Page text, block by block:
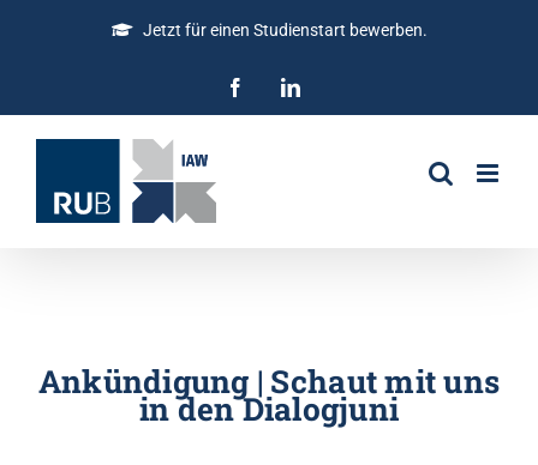
Jetzt für einen Studienstart bewerben.
Ankündigung | Schaut mit uns
in den Dialogjuni